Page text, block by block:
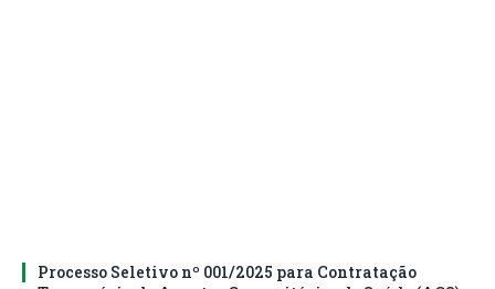
Processo Seletivo nº 001/2025 para Contratação